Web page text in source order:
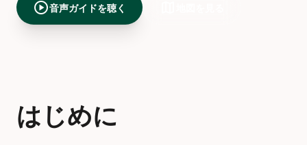
play_circle音声ガイドを聴く
はじめに